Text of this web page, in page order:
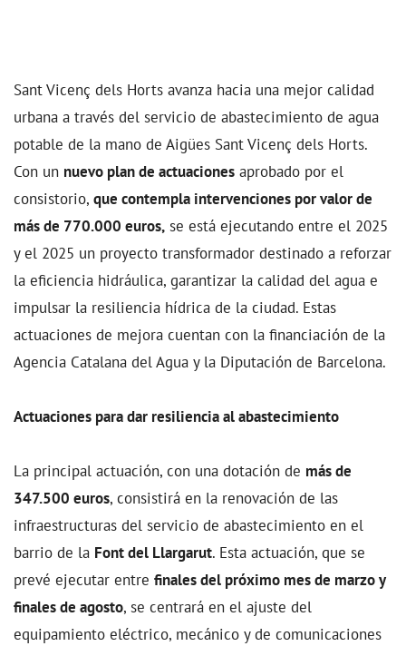
Sant Vicenç dels Horts avanza hacia una mejor calidad
urbana a través del servicio de abastecimiento de agua
potable de la mano de Aigües Sant Vicenç dels Horts.
Con un nuevo plan de actuaciones aprobado por el
consistorio, que contempla intervenciones por valor de
más de 770.000 euros, se está ejecutando entre el 2025
y el 2025 un proyecto transformador destinado a reforzar
la eficiencia hidráulica, garantizar la calidad del agua e
impulsar la resiliencia hídrica de la ciudad. Estas
actuaciones de mejora cuentan con la financiación de la
Agencia Catalana del Agua y la Diputación de Barcelona.
Actuaciones para dar resiliencia al abastecimiento
La principal actuación, con una dotación de más de
347.500 euros, consistirá en la renovación de las
infraestructuras del servicio de abastecimiento en el
barrio de la Font del Llargarut. Esta actuación, que se
prevé ejecutar entre finales del próximo mes de marzo y
finales de agosto, se centrará en el ajuste del
equipamiento eléctrico, mecánico y de comunicaciones